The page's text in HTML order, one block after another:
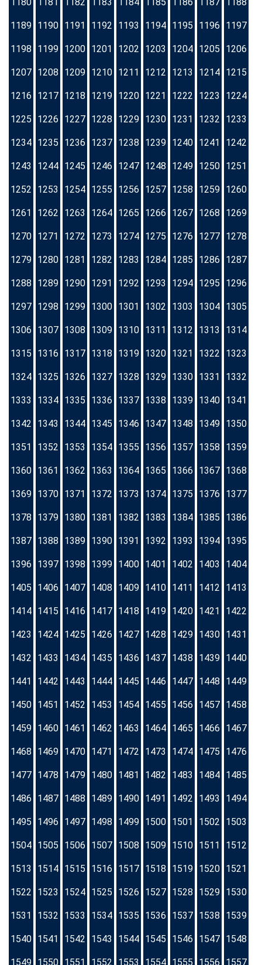
1189 1190 1191 1192 1193 1194 1195 1196 1197
1198 1199 1200 1201 1202 1203 1204 1205 1206
1207 1208 1209 1210 1211 1212 1213 1214 1215
1216 1217 1218 1219 1220 1221 1222 1223 1224
1225 1226 1227 1228 1229 1230 1231 1232 1233
1234 1235 1236 1237 1238 1239 1240 1241 1242
1243 1244 1245 1246 1247 1248 1249 1250 1251
1252 1253 1254 1255 1256 1257 1258 1259 1260
1261 1262 1263 1264 1265 1266 1267 1268 1269
1270 1271 1272 1273 1274 1275 1276 1277 1278
1279 1280 1281 1282 1283 1284 1285 1286 1287
1288 1289 1290 1291 1292 1293 1294 1295 1296
1297 1298 1299 1300 1301 1302 1303 1304 1305
1306 1307 1308 1309 1310 1311 1312 1313 1314
1315 1316 1317 1318 1319 1320 1321 1322 1323
1324 1325 1326 1327 1328 1329 1330 1331 1332
1333 1334 1335 1336 1337 1338 1339 1340 1341
1342 1343 1344 1345 1346 1347 1348 1349 1350
1351 1352 1353 1354 1355 1356 1357 1358 1359
1360 1361 1362 1363 1364 1365 1366 1367 1368
1369 1370 1371 1372 1373 1374 1375 1376 1377
1378 1379 1380 1381 1382 1383 1384 1385 1386
1387 1388 1389 1390 1391 1392 1393 1394 1395
1396 1397 1398 1399 1400 1401 1402 1403 1404
1405 1406 1407 1408 1409 1410 1411 1412 1413
1414 1415 1416 1417 1418 1419 1420 1421 1422
1423 1424 1425 1426 1427 1428 1429 1430 1431
1432 1433 1434 1435 1436 1437 1438 1439 1440
1441 1442 1443 1444 1445 1446 1447 1448 1449
1450 1451 1452 1453 1454 1455 1456 1457 1458
1459 1460 1461 1462 1463 1464 1465 1466 1467
1468 1469 1470 1471 1472 1473 1474 1475 1476
1477 1478 1479 1480 1481 1482 1483 1484 1485
1486 1487 1488 1489 1490 1491 1492 1493 1494
1495 1496 1497 1498 1499 1500 1501 1502 1503
1504 1505 1506 1507 1508 1509 1510 1511 1512
1513 1514 1515 1516 1517 1518 1519 1520 1521
1522 1523 1524 1525 1526 1527 1528 1529 1530
1531 1532 1533 1534 1535 1536 1537 1538 1539
1540 1541 1542 1543 1544 1545 1546 1547 1548
1549 1550 1551 1552 1553 1554 1555 1556 1557